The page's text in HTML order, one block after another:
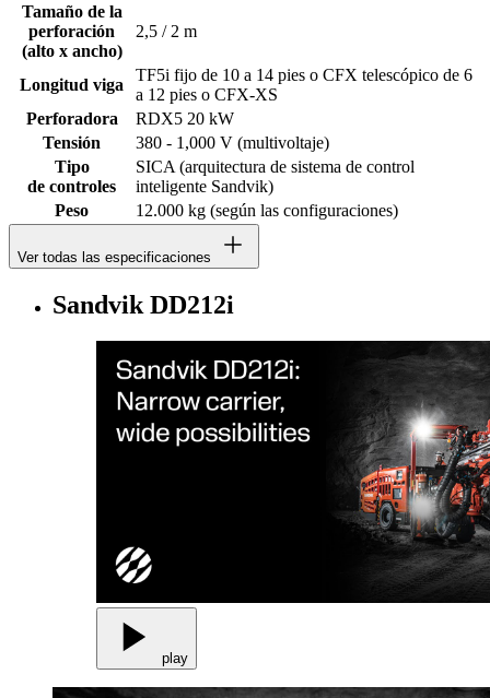
Tamaño de la
perforación
(alto x ancho)
2,5 / 2 m
Longitud viga
TF5i fijo de 10 a 14 pies o CFX telescópico de 6
a 12 pies o CFX-XS
Perforadora
RDX5 20 kW
Tensión
380 - 1,000 V (multivoltaje)
Tipo
de controles
SICA (arquitectura de sistema de control
inteligente Sandvik)
Peso
12.000 kg (según las configuraciones)
Ver todas las especificaciones
Sandvik DD212i
play